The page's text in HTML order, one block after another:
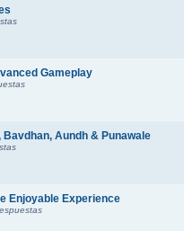
Gameplay
Aundh & Punawale
Enjoyable Experience